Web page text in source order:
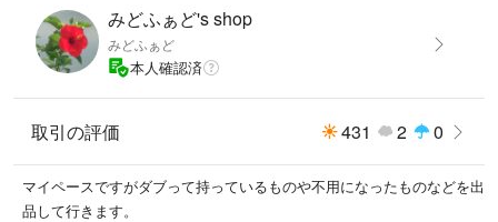
みどふぁど's shop
みどふぁど
本人確認済
取引の評価 431 2 0
マイペースですがダブって持っているものや不用になったものなどを出
品して行きます。